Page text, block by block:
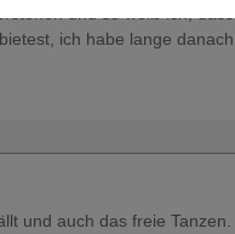
und so weiß ich, dass
ich habe lange danach
und auch das freie